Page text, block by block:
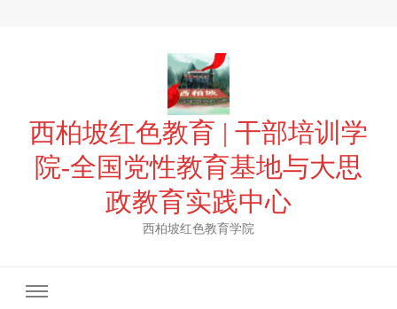
西柏坡红色教育 | 干部培训学
院-全国党性教育基地与大思
政教育实践中心
西柏坡红色教育学院